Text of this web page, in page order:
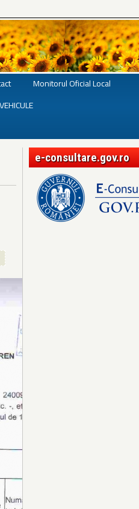
Monitorul Oficial Local
e-consultare.gov.ro